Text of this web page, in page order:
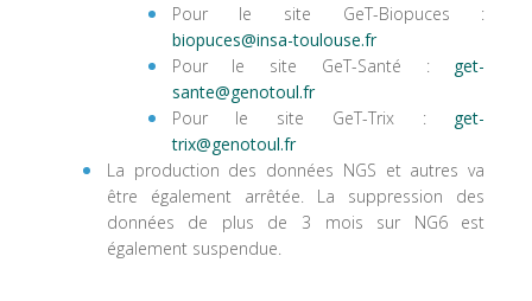
Pour le site GeT-Biopuces :
biopuces@insa-toulouse.fr
Pour le site GeT-Santé : get-
sante@genotoul.fr
Pour le site GeT-Trix : get-
trix@genotoul.fr
La production des données NGS et autres va
être également arrêtée. La suppression des
données de plus de 3 mois sur NG6 est
également suspendue.